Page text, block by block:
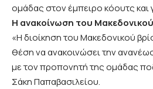
ομάδας στον έμπειρο κόουτς και
Η ανακοίνωση του Μακεδονικού
«Η διοίκηση του Μακεδονικού
θέση να ανακοινώσει την
με τον προπονητή της ομάδας
Σάκη Παπαβασιλείου.